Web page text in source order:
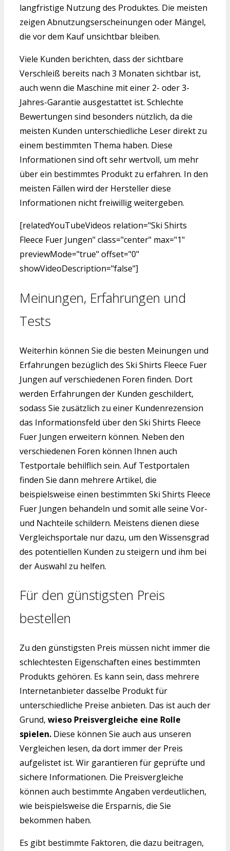
langfristige Nutzung des Produktes. Die meisten
zeigen Abnutzungserscheinungen oder Mängel,
die vor dem Kauf unsichtbar bleiben.
Viele Kunden berichten, dass der sichtbare
Verschleiß bereits nach 3 Monaten sichtbar ist,
auch wenn die Maschine mit einer 2- oder 3-
Jahres-Garantie ausgestattet ist. Schlechte
Bewertungen sind besonders nützlich, da die
meisten Kunden unterschiedliche Leser direkt zu
einem bestimmten Thema haben. Diese
Informationen sind oft sehr wertvoll, um mehr
über ein bestimmtes Produkt zu erfahren. In den
meisten Fällen wird der Hersteller diese
Informationen nicht freiwillig weitergeben.
[relatedYouTubeVideos relation="Ski Shirts
Fleece Fuer Jungen" class="center" max="1"
previewMode="true" offset="0"
showVideoDescription="false"]
Meinungen, Erfahrungen und
Tests
Weiterhin können Sie die besten Meinungen und
Erfahrungen bezüglich des Ski Shirts Fleece Fuer
Jungen auf verschiedenen Foren finden. Dort
werden Erfahrungen der Kunden geschildert,
sodass Sie zusätzlich zu einer Kundenrezension
das Informationsfeld über den Ski Shirts Fleece
Fuer Jungen erweitern können. Neben den
verschiedenen Foren können Ihnen auch
Testportale behilflich sein. Auf Testportalen
finden Sie dann mehrere Artikel, die
beispielsweise einen bestimmten Ski Shirts Fleece
Fuer Jungen behandeln und somit alle seine Vor-
und Nachteile schildern. Meistens dienen diese
Vergleichsportale nur dazu, um den Wissensgrad
des potentiellen Kunden zu steigern und ihm bei
der Auswahl zu helfen.
Für den günstigsten Preis
bestellen
Zu den günstigsten Preis müssen nicht immer die
schlechtesten Eigenschaften eines bestimmten
Produkts gehören. Es kann sein, dass mehrere
Internetanbieter dasselbe Produkt für
unterschiedliche Preise anbieten. Das ist auch der
Grund, wieso Preisvergleiche eine Rolle
spielen. Diese können Sie auch aus unseren
Vergleichen lesen, da dort immer der Preis
aufgelistet ist. Wir garantieren für geprüfte und
sichere Informationen. Die Preisvergleiche
können auch bestimmte Angaben verdeutlichen,
wie beispielsweise die Ersparnis, die Sie
bekommen haben.
Es gibt bestimmte Faktoren, die dazu beitragen,